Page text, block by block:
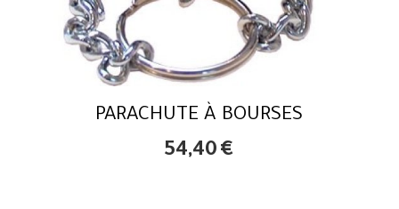
PARACHUTE À BOURSES
54,40 €